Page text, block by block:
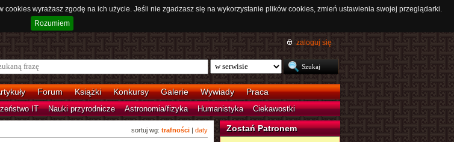
wyrażasz zgodę na ich użycie. Jeśli nie zgadzasz się na wykorzystanie plików cookies, zmień ustawienia swojej przeglądarki.
Rozumiem
zaloguj się
Forum Książki Konkursy Galerie Wywiady Praca
IT Nauki przyrodnicze Astronomia/fizyka Humanistyka Ciekawostki
sortuj wg: trafności| daty Zostań Patronem